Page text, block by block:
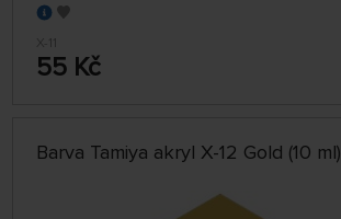
X-11
55 Kč
Barva Tamiya akryl X-12 Gold (10 ml)